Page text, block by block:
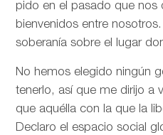
pido en el pasado que nos
bienvenidos entre
soberanía sobre el lugar
No hemos elegido ningún
tenerlo, así que me dirijo a
que aquélla con la que la
Declaro el espacio social